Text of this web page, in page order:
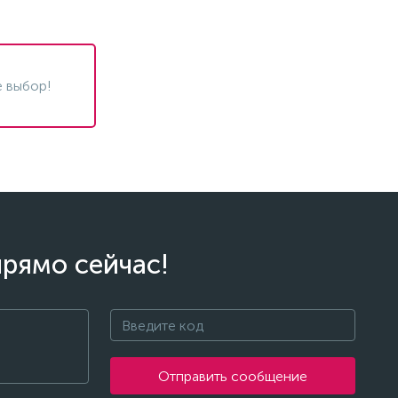
выбор!
сейчас!
Отправить сообщение